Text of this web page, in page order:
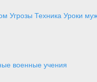
Угрозы Техника Уроки
военные учения